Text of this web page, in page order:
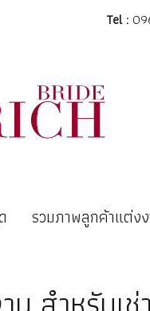
Tel :
รวมภาพลูกค้าแต่ง